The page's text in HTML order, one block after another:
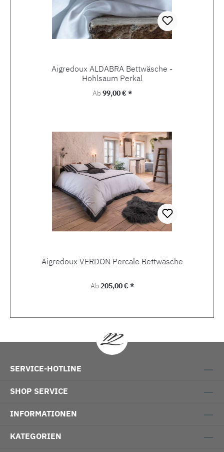
Aigredoux ALDABRA Bettwäsche -
Hohlsaum Perkal
Regulärer Preis:
Ab99,00 € *
Aigredoux VERDON Percale Bettwäsche
Regulärer Preis:
Ab205,00 € *
SERVICE-HOTLINE
SHOP SERVICE
INFORMATIONEN
KATEGORIEN